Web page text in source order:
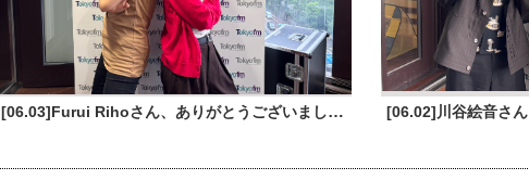
[06.03]Furui Rihoさん、ありがとうございました！